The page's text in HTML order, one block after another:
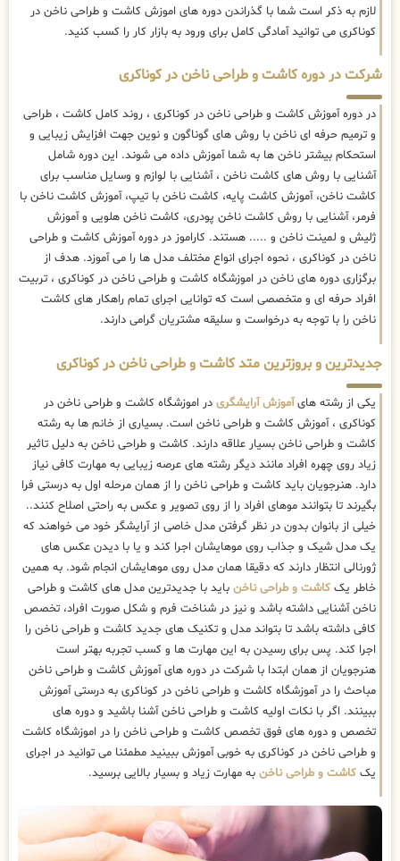
لازم به ذکر است شما با گذراندن دوره های اموزش کاشت و طراحی ناخن در
کوناکری می توانید آمادگی کامل برای ورود به بازار کار را کسب کنید.
شرکت در دوره کاشت و طراحی ناخن در کوناکری
در دوره آموزش کاشت و طراحی ناخن در کوناکری ، روند کامل کاشت ، طراحی
و ترمیم حرفه ای ناخن با روش های گوناگون و نوین جهت افزایش زیبایی و
استحکام بیشتر ناخن ها به شما آموزش داده می شوند. این دوره شامل
آشنایی با روش های کاشت ناخن ، آشنایی با لوازم و وسایل مناسب برای
کاشت ناخن، آموزش کاشت پایه، کاشت ناخن با تیپ، آموزش کاشت ناخن با
فرمر، آشنایی با روش کاشت ناخن پودری، کاشت ناخن هلویی و آموزش
ژلیش و لمینت ناخن و ..... هستند. کاراموز در دوره آموزش کاشت و طراحی
ناخن در کوناکری ، نحوه اجرای انواع مختلف مدل ها را می آموزد. هدف از
برگزاری دوره های ناخن در اموزشگاه کاشت و طراحی ناخن در کوناکری ، تربیت
افراد حرفه ای و متخصصی است که توانایی اجرای تمام راهکار های کاشت
ناخن را با توجه به درخواست و سلیقه مشتریان گرامی دارند.
جدیدترین و بروزترین متد کاشت و طراحی ناخن در کوناکری
یکی از رشته هایآموزش آرایشگری در اموزشگاه کاشت و طراحی ناخن در
کوناکری ، آموزش کاشت و طراحی ناخن است. بسیاری از خانم ها به رشته
کاشت و طراحی ناخن بسیار علاقه دارند. کاشت و طراحی ناخن به دلیل تاثیر
زیاد روی چهره افراد مانند دیگر رشته های عرصه زیبایی به مهارت کافی نیاز
دارد. هنرجویان باید کاشت و طراحی ناخن را از همان مرحله اول به درستی فرا
بگیرند تا بتوانند موهای افراد را از روی تصویر و عکس به راحتی اصلاح کنند..
خیلی از بانوان بدون در نظر گرفتن مدل خاصی از آرایشگر خود می خواهند که
یک مدل شیک و جذاب روی موهایشان اجرا کند و یا با دیدن عکس های
ژورنالی انتظار دارند که دقیقا همان مدل روی موهایشان انجام شود. به همین
خاطر یک کاشت و طراحی ناخن باید با جدیدترین مدل های کاشت و طراحی
ناخن آشنایی داشته باشد و نیز در شناخت فرم و شکل صورت افراد، تخصص
کافی داشته باشد تا بتواند مدل و تکنیک های جدید کاشت و طراحی ناخن را
اجرا کند. پس برای رسیدن به این مهارت ها و کسب تجربه بهتر است
هنرجویان از همان ابتدا با شرکت در دوره های آموزش کاشت و طراحی ناخن
مباحث را در آموزشگاه کاشت و طراحی ناخن در کوناکری به درستی آموزش
ببینند. اگر با نکات اولیه کاشت و طراحی ناخن آشنا باشید و دوره های
تخصص و دوره های فوق تخصص کاشت و طراحی ناخن را در اموزشگاه کاشت
و طراحی ناخن در کوناکری به خوبی آموزش ببینید مطمئنا می توانید در اجرای
یک کاشت و طراحی ناخن به مهارت زیاد و بسیار بالایی برسید.